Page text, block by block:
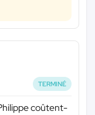
TERMINÉ
coûtent-